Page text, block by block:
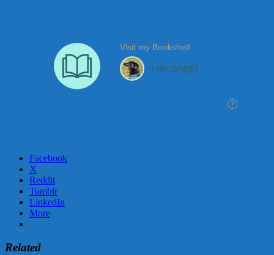
Facebook
X
Reddit
Tumblr
LinkedIn
More
Related